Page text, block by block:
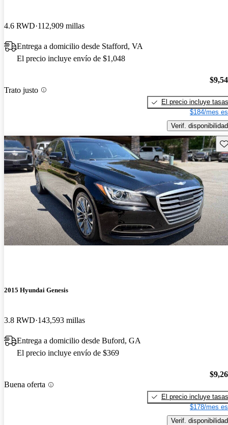
4.6 RWD 112,909 millas
Entrega a domicilio desde Stafford, VA
El precio incluye envío de $1,048
Trato justo
El precio incluye tasas
$184/mes
Verif. disponibilidad
2015 Hyundai Genesis
3.8 RWD 143,593 millas
Entrega a domicilio desde Buford, GA
El precio incluye envío de $369
Buena oferta
El precio incluye tasas
$178/mes
Verif. disponibilidad